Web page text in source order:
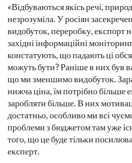
«Відбуваються якісь речі,
незрозуміла. У росіян
видобуток, переробку, експорт
західні інформаційні
констатують, що падають ці
можуть бути? Раніше в них був
що ми зменшимо видобуток.
нижча ціна, їм потрібно більше
заробляти більше. В них
достатньо, особливо ми всі
проблеми з бюджетом там уже
того, що це буде тільки
експерт.